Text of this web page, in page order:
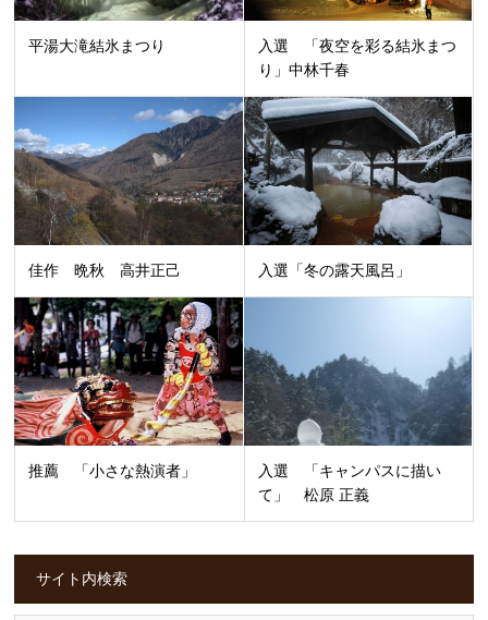
平湯大滝結氷まつり
入選 「夜空を彩る結氷まつ
り」中林千春
佳作 晩秋 高井正己 入選「冬の露天風呂」
推薦 「小さな熱演者」
入選 「キャンパスに描い
て」 松原 正義
サイト内検索